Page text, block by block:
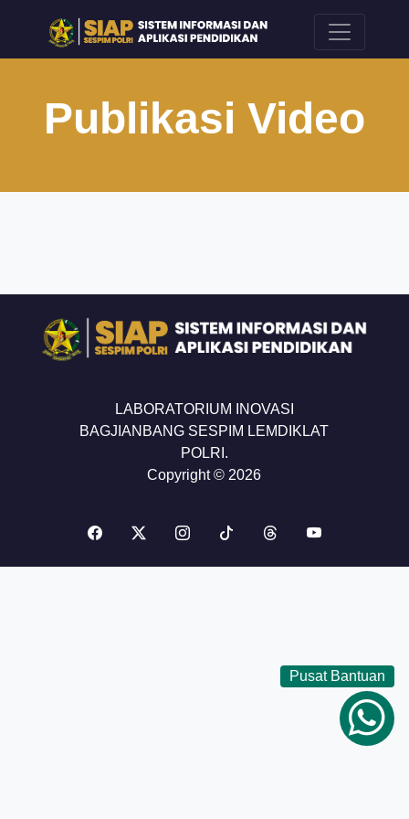
Publikasi Video
LABORATORIUM INOVASI
BAGJIANBANG SESPIM LEMDIKLAT
POLRI.
Copyright © 2026
Pusat Bantuan